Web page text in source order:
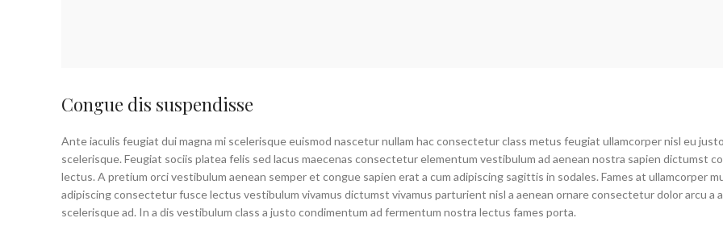
Congue dis suspendisse
Ante iaculis feugiat dui magna mi scelerisque euismod nascetur nullam hac consectetur class metus feugiat ullamcorper nisl eu
scelerisque. Feugiat sociis platea felis sed lacus maecenas consectetur elementum vestibulum ad aenean nostra sapien dictumst
lectus. A pretium orci vestibulum aenean semper et congue sapien erat a cum adipiscing sagittis in sodales. Fames at ullamcorper
adipiscing consectetur fusce lectus vestibulum vivamus dictumst vivamus parturient nisl a aenean ornare consectetur dolor arcu a a
scelerisque ad. In a dis vestibulum class a justo condimentum ad fermentum nostra lectus fames porta.